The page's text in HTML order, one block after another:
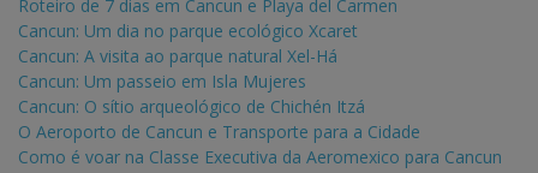
Roteiro de 7 dias em Cancun e Playa del Carmen
Cancun: Um dia no parque ecológico Xcaret
Cancun: A visita ao parque natural Xel-Há
Cancun: Um passeio em Isla Mujeres
Cancun: O sítio arqueológico de Chichén Itzá
O Aeroporto de Cancun e Transporte para a Cidade
Como é voar na Classe Executiva da Aeromexico para Cancun